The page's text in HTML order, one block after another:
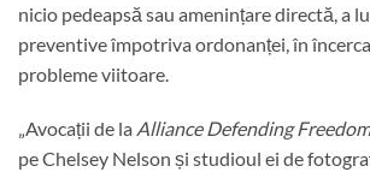
nicio pedeapsă sau amenințare directă, a
preventive împotriva ordonanței, în
probleme viitoare.
„Avocații de la Alliance Defending Freedom
pe Chelsey Nelson și studioul ei de